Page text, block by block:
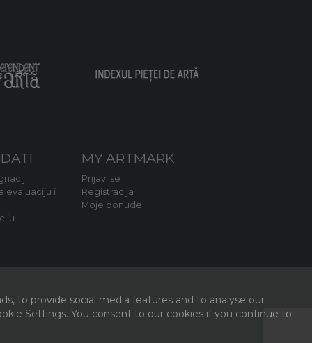
evaluaciju i
MY ARTMARK
Prijavi se
Registracija
Moje ponude
to provide social media features and to analyse our
Settings. You consent to our cookies if you continue to